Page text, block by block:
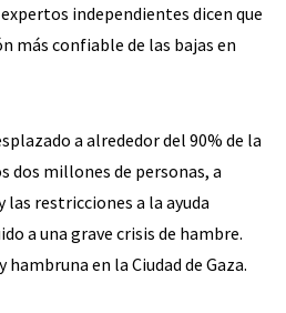
independientes dicen que
más confiable de las bajas en
a alrededor del 90% de la
dos millones de personas, a
restricciones a la ayuda
a una grave crisis de hambre.
hambruna en la Ciudad de Gaza.